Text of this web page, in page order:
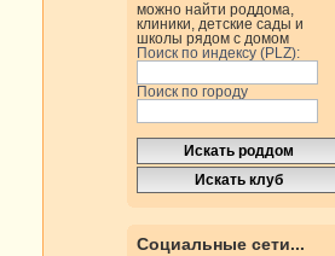
можно найти роддома,
клиники, детские сады и
школы рядом с домом
Поиск по индексу (PLZ):
Поиск по городу
Социальные сети...